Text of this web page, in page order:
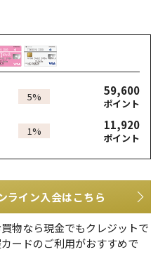
5% 59,600
ポイント
1% 11,920
ポイント
ライン入会はこちら
物なら現金でもクレジットで
ードのご利用がおすすめで